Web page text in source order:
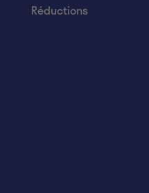
Réductions